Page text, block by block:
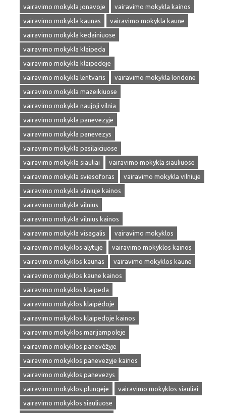
vairavimo mokykla jonavoje
vairavimo mokykla kainos
vairavimo mokykla kaunas
vairavimo mokykla kaune
vairavimo mokykla kedainiuose
vairavimo mokykla klaipeda
vairavimo mokykla klaipedoje
vairavimo mokykla lentvaris
vairavimo mokykla londone
vairavimo mokykla mazeikiuose
vairavimo mokykla naujoji vilnia
vairavimo mokykla panevezyje
vairavimo mokykla panevezys
vairavimo mokykla pasilaiciuose
vairavimo mokykla siauliai
vairavimo mokykla siauliuose
vairavimo mokykla sviesoforas
vairavimo mokykla vilniuje
vairavimo mokykla vilniuje kainos
vairavimo mokykla vilnius
vairavimo mokykla vilnius kainos
vairavimo mokykla visagalis
vairavimo mokyklos
vairavimo mokyklos alytuje
vairavimo mokyklos kainos
vairavimo mokyklos kaunas
vairavimo mokyklos kaune
vairavimo mokyklos kaune kainos
vairavimo mokyklos klaipeda
vairavimo mokyklos klaipėdoje
vairavimo mokyklos klaipedoje kainos
vairavimo mokyklos marijampoleje
vairavimo mokyklos panevėžyje
vairavimo mokyklos panevezyje kainos
vairavimo mokyklos panevezys
vairavimo mokyklos plungeje
vairavimo mokyklos siauliai
vairavimo mokyklos siauliuose